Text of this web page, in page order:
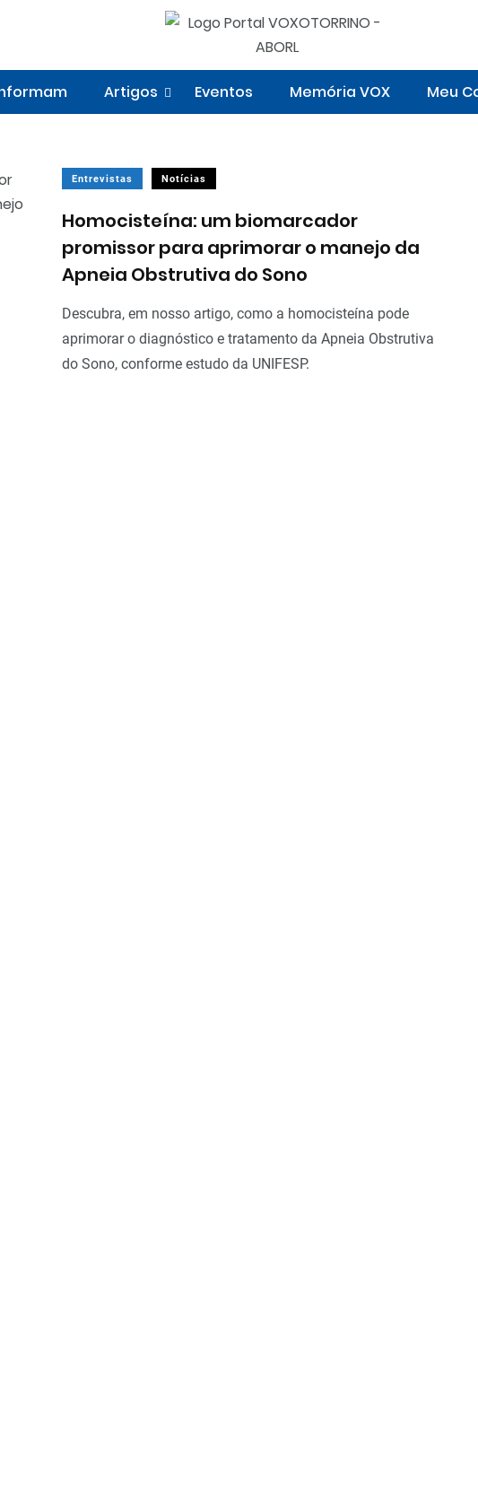
Artigos Eventos Memória VOX Meu
Entrevistas Notícias
Homocisteína: um biomarcador
promissor para aprimorar o manejo da
Apneia Obstrutiva do Sono
Descubra, em nosso artigo, como a homocisteína pode
aprimorar o diagnóstico e tratamento da Apneia Obstrutiva
do Sono, conforme estudo da UNIFESP.